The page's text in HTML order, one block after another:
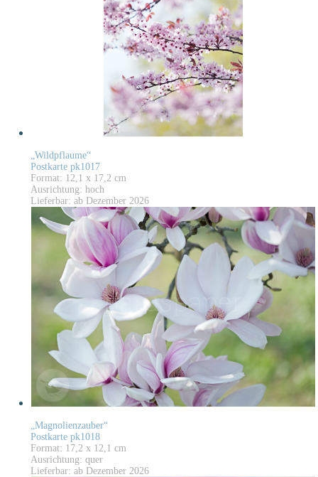
„Wildpflaume“
Postkarte pk1017
Format: 12,1 x 17,2 cm
Ausrichtung: hoch
Lieferbar: ab Dezember 2026
„Magnolienzauber“
Postkarte pk1018
Format: 17,2 x 12,1 cm
Ausrichtung: quer
Lieferbar: ab Dezember 2026